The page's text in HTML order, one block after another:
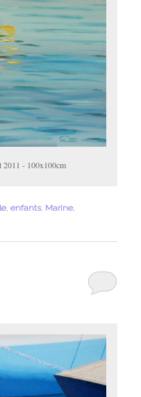
2011 - 100x100cm
,enfants Marine